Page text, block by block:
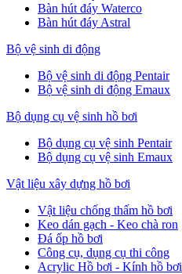
Bàn hút đáy Waterco
Bàn hút đáy Astral
Bộ vệ sinh di động
Bộ vệ sinh di động Pentair
Bộ vệ sinh di động Emaux
Bộ dụng cụ vệ sinh hồ bơi
Bộ dụng cụ vệ sinh Pentair
Bộ dụng cụ vệ sinh Emaux
Vật liệu xây dựng hồ bơi
Vật liệu chống thấm hồ bơi
Keo dán gạch - Keo chà ron
Đá ốp hồ bơi
Công cụ, dụng cụ thi công
Acrylic Hồ bơi - Kính hồ bơi